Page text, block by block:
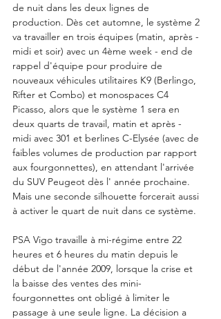
de nuit dans les deux lignes de
production. Dès cet automne, le système 2
va travailler en trois équipes (matin, après -
midi et soir) avec un 4ème week - end de
rappel d'équipe pour produire de
nouveaux véhicules utilitaires K9 (Berlingo,
Rifter et Combo) et monospaces C4
Picasso, alors que le système 1 sera en
deux quarts de travail, matin et après -
midi avec 301 et berlines C-Elysée (avec de
faibles volumes de production par rapport
aux fourgonnettes), en attendant l'arrivée
du SUV Peugeot dès l' année prochaine.
Mais une seconde silhouette forcerait aussi
à activer le quart de nuit dans ce système.
PSA Vigo travaille à mi-régime entre 22
heures et 6 heures du matin depuis le
début de l'année 2009, lorsque la crise et
la baisse des ventes des mini-
fourgonnettes ont obligé à limiter le
passage à une seule ligne. La décision a